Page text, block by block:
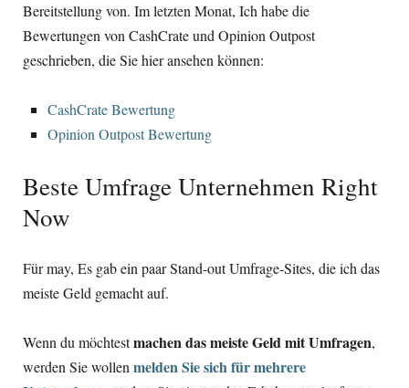
Bereitstellung von. Im letzten Monat, Ich habe die
Bewertungen von CashCrate und Opinion Outpost
geschrieben, die Sie hier ansehen können:
CashCrate Bewertung
Opinion Outpost Bewertung
Beste Umfrage Unternehmen Right
Now
Für may, Es gab ein paar Stand-out Umfrage-Sites, die ich das
meiste Geld gemacht auf.
Wenn du möchtestmachen das meiste Geld mit Umfragen,
werden Sie wollen melden Sie sich für mehrere